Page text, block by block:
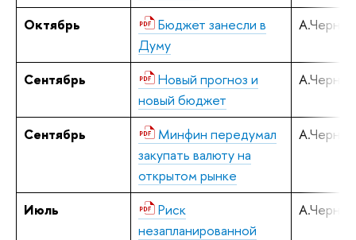
Октябрь
Бюджет занесли в
Думу
Сентябрь
Новый прогноз и
новый бюджет
Сентябрь
Минфин передумал
закупать валюту на
открытом рынке
Июль
Риск
незапланированной